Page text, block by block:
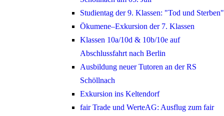
Studientag der 9. Klassen: "Tod und Sterben"
Ökumene–Exkursion der 7. Klassen
Klassen 10a/10d & 10b/10e auf
Abschlussfahrt nach Berlin
Ausbildung neuer Tutoren an der RS
Schöllnach
Exkursion ins Keltendorf
fair Trade und WerteAG: Ausflug zum fair